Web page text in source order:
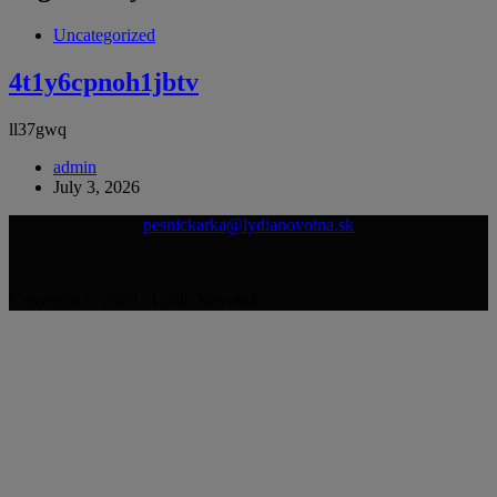
Uncategorized
4t1y6cpnoh1jbtv
ll37gwq
admin
July 3, 2026
pesnickarka@lydianovotna.sk